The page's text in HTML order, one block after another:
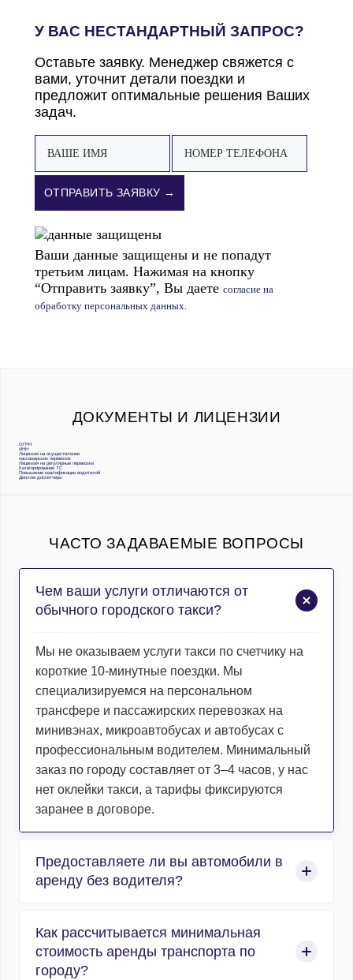
У ВАС НЕСТАНДАРТНЫЙ ЗАПРОС?
Оставьте заявку. Менеджер свяжется с
вами, уточнит детали поездки и
предложит оптимальные решения Ваших
задач.
ОТПРАВИТЬ ЗАЯВКУ →
Ваши данные защищены и не попадут
третьим лицам. Нажимая на кнопку
“Отправить заявку”, Вы даете согласие на
обработку персональных данных.
ДОКУМЕНТЫ И ЛИЦЕНЗИИ
ОГРН
ИНН
Лицензия на осуществление
пассажирских перевозок
Лицензия на регулярные перевозки
Категорирование ТС
Повышение квалификации водителей
Диплом диспетчера
ЧАСТО ЗАДАВАЕМЫЕ ВОПРОСЫ
Чем ваши услуги отличаются от
обычного городского такси?
Мы не оказываем услуги такси по счетчику на
короткие 10-минутные поездки. Мы
специализируемся на персональном
трансфере и пассажирских перевозках на
минивэнах, микроавтобусах и автобусах с
профессиональным водителем. Минимальный
заказ по городу составляет от 3–4 часов, у нас
нет оклейки такси, а тарифы фиксируются
заранее в договоре.
Предоставляете ли вы автомобили в
аренду без водителя?
организованных пассажирских перевозок, и
абсолютно весь автотранспорт
Как рассчитывается минимальная
стоимость аренды транспорта по
городу?